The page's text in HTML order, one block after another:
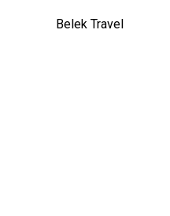
Belek Travel